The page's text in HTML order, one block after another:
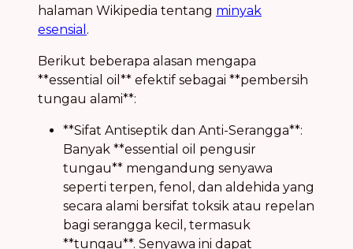
halaman Wikipedia tentang minyak
esensial .
Berikut beberapa alasan mengapa
**essential oil** efektif sebagai **pembersih
tungau alami**:
**Sifat Antiseptik dan Anti-Serangga**:
Banyak **essential oil pengusir
tungau** mengandung senyawa
seperti terpen, fenol, dan aldehida yang
secara alami bersifat toksik atau repelan
bagi serangga kecil, termasuk
**tungau**. Senyawa ini dapat